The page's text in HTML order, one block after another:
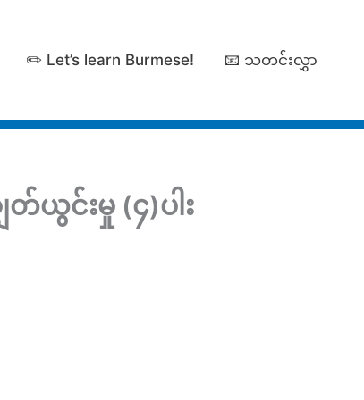
✏️ Let’s learn Burmese! 📧 သတင်းလွှာ
တ်ယွင်းမှု (၄)ပါး